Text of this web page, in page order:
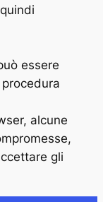
essere
alcune
gli